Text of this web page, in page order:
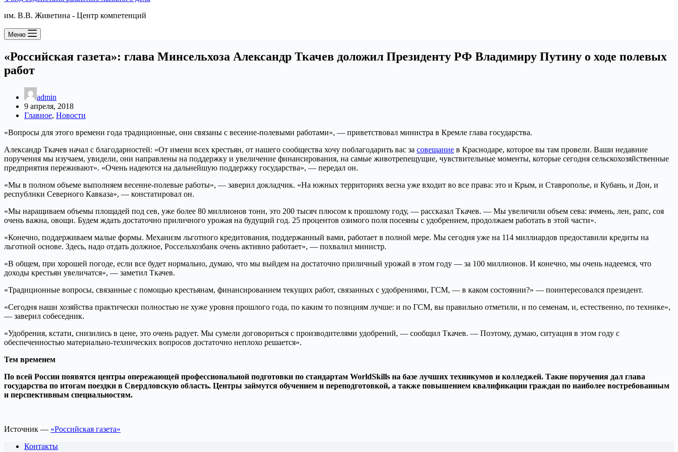
им. В.В. Живетина - Центр компетенций
Меню
«Российская газета»: глава Минсельхоза Александр Ткачев доложил Президенту РФ Владимиру Путину о ходе полевых
работ
admin
9 апреля, 2018
Главное, Новости
«Вопросы для этого времени года традиционные, они связаны с весенне-полевыми работами», — приветствовал министра в Кремле глава государства.
Александр Ткачев начал с благодарностей: «От имени всех крестьян, от нашего сообщества хочу поблагодарить вас за совещание в Краснодаре, которое вы там провели. Ваши недавние
поручения мы изучаем, увидели, они направлены на поддержку и увеличение финансирования, на самые животрепещущие, чувствительные моменты, которые сегодня сельскохозяйственные
предприятия переживают». «Очень надеются на дальнейшую поддержку государства», — передал он.
«Мы в полном объеме выполняем весенне-полевые работы», — заверил докладчик. «На южных территориях весна уже входит во все права: это и Крым, и Ставрополье, и Кубань, и Дон, и
республики Северного Кавказа», — констатировал он.
«Мы наращиваем объемы площадей под сев, уже более 80 миллионов тонн, это 200 тысяч плюсом к прошлому году, — рассказал Ткачев. — Мы увеличили объем сева: ячмень, лен, рапс, соя
очень важна, овощи. Будем ждать достаточно приличного урожая на будущий год. 25 процентов озимого поля посеяны с удобрением, продолжаем работать в этой части».
«Конечно, поддерживаем малые формы. Механизм льготного кредитования, поддержанный вами, работает в полной мере. Мы сегодня уже на 114 миллиардов предоставили кредиты на
льготной основе. Здесь, надо отдать должное, Россельхозбанк очень активно работает», — похвалил министр.
«В общем, при хорошей погоде, если все будет нормально, думаю, что мы выйдем на достаточно приличный урожай в этом году — за 100 миллионов. И конечно, мы очень надеемся, что
доходы крестьян увеличатся», — заметил Ткачев.
«Традиционные вопросы, связанные с помощью крестьянам, финансированием текущих работ, связанных с удобрениями, ГСМ, — в каком состоянии?» — поинтересовался президент.
«Сегодня наши хозяйства практически полностью не хуже уровня прошлого года, по каким то позициям лучше: и по ГСМ, вы правильно отметили, и по семенам, и, естественно, по технике»,
— заверил собеседник.
«Удобрения, кстати, снизились в цене, это очень радует. Мы сумели договориться с производителями удобрений, — сообщил Ткачев. — Поэтому, думаю, ситуация в этом году с
обеспеченностью материально-технических вопросов достаточно неплохо решается».
Тем временем
По всей России появятся центры опережающей профессиональной подготовки по стандартам WorldSkills на базе лучших техникумов и колледжей. Такие поручения дал глава
государства по итогам поездки в Свердловскую область. Центры займутся обучением и переподготовкой, а также повышением квалификации граждан по наиболее востребованным
и перспективным специальностям.
Источник — «Российская газета»
Контакты